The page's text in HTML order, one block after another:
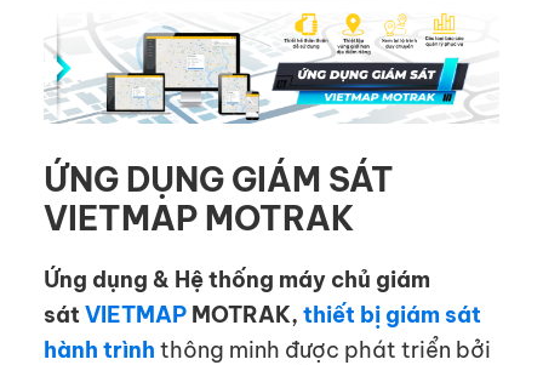
ỨNG DỤNG GIÁM SÁT
VIETMAP MOTRAK
Ứng dụng & Hệ thống máy chủ giám
sát VIETMAP MOTRAK, thiết bị giám sát
hành trình thông minh được phát triển bởi